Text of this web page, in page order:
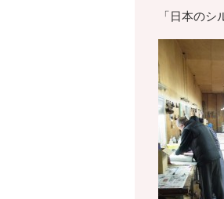
「日本のシ